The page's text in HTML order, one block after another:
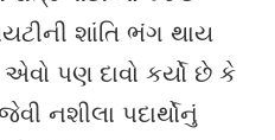
શાંતિ ભંગ થાય
પણ દાવો કર્યો છે કે
નશીલા પદાર્થોનું